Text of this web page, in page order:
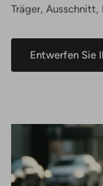
Träger, Ausschnitt,
Entwerfen Sie